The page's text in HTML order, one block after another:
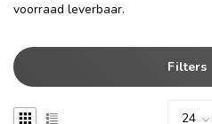
voorraad leverbaar.
Filters